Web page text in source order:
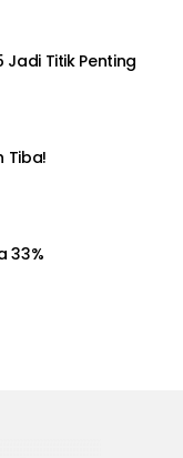
Jadi Titik Penting
Tiba!
33%